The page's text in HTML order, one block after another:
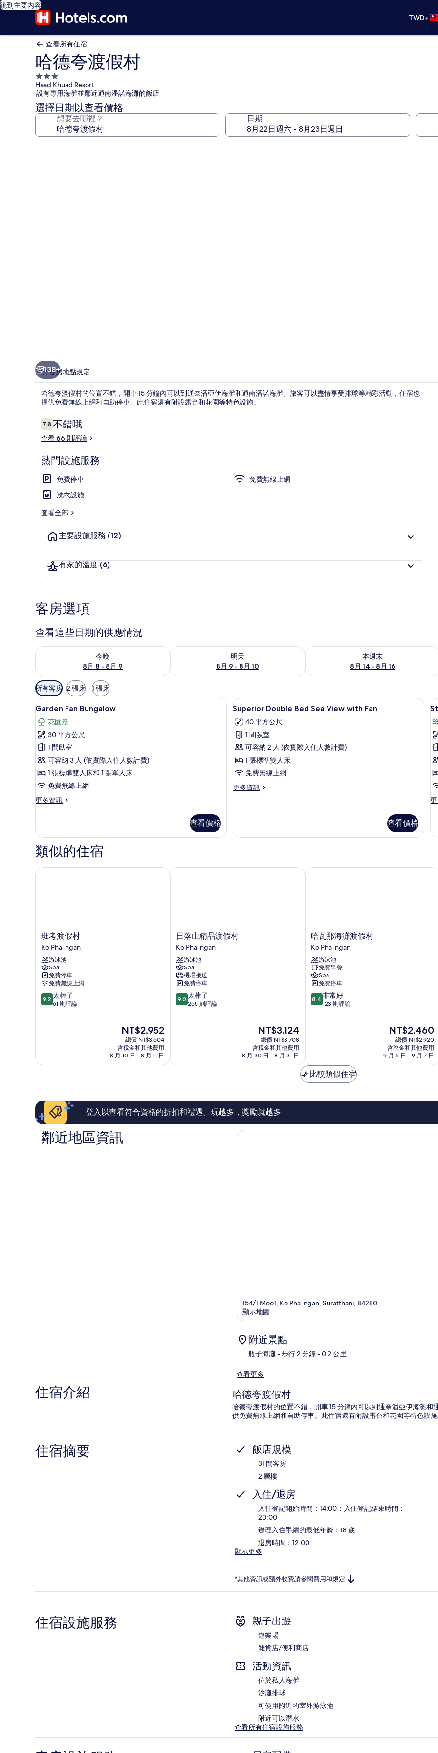
跳到主要內容
TWD•
查看所有住宿
哈德夸渡假村
3.0
星
級
住
宿
Haad Khuad Resort
設有專用海灘並鄰近通南潘諾海灘的飯店
選擇日期以查看價格
想要去哪裡？ 日期
私人海灘、海灘浴巾、排球
138+
簡介客房地點規定
哈德夸渡假村的位置不錯，開車 15 分鐘內可以到通奈潘亞伊海灘和通南潘諾海灘。旅客可以盡情享受排球等精彩活動，住宿也
提供免費無線上網和自助停車。此住宿還有附設露台和花園等特色設施。
評
論
7.87.8 分，滿分 10 分，
不錯哦
查看 66 則評論
熱門設施服務
免費停車
免費無線上網
洗衣設施
查看全部
主要設施服務 (12)
有家的溫度 (6)
客房選項
查看這些日期的供應情況
今晚
8月 8 - 8月 9
查看今晚 (8月 8 - 8月 9) 的供應情況
明天
8月 9 - 8月 10
查看明天 (8月 9 - 8月 10) 的供應情況
本週末
8月 14 - 8月 16
查看本週末 (8月 14 - 8月 16) 的供應情
可
用
的
客
房
篩
選
條
件
所有客房 2 張床 1 張床
顯
示
Garden
Fan
Bungalow
的
所
有
相
Garden Fan Bungalow | 客房景觀
17
Garden Fan Bungalow
花園景
30 平方公尺
1 間臥室
可容納 3 人 (依實際入住人數計費)
1 張標準雙人床和 1 張單人床
免費無線上網
更多資訊
更
Bungalow
的
詳
情
查看價格
顯
示
Superior
Double
Bed
Sea
View
with
有
書桌、遮光布/窗簾、免費無線上網、床
12
Superior Double Bed Sea View with Fan
40 平方公尺
1 間臥室
可容納 2 人 (依實際入住人數計費)
1 張標準雙人床
免費無線上網
更多資訊
更
Sea
View
的
查看價格
顯
有
更
類似的住宿
班
考
渡
假
村
Ko
Pha-
ngan
班考渡假村
Ko Pha-ngan
游泳池
Spa
免費停車
免費無線上網
9.2
分，
了，
論
9.2 太棒了
61 則評論
現
在
價
格
為
NT$2,952
總價 NT$3,504
含稅金和其他費用
8 月 10 日 - 8 月 11 日
班考渡假村
日
落
山
精
品
渡
假
村
Ko
日落山精品渡假村
Ko Pha-ngan
游泳池
Spa
機場接送
免費停車
9.0
分，
了，
論
9.0 太棒了
255 則評論
現
在
價
格
為
NT$3,124
總價 NT$3,708
含稅金和其他費用
8 月 30 日 - 8 月 31 日
日落山精品渡假村
哈
瓦
那
海
灘
渡
假
村
Ko
哈瓦那海灘渡假村
Ko Pha-ngan
游泳池
免費早餐
Spa
免費停車
8.4
分，
好，
123
則
論
8.4 非常好
123 則評論
現
價
格
為
NT$2,460
總價 NT$2,920
含稅金和其他費用
9 月 6 日 - 9 月 7 日
哈瓦那海灘渡假村
比較類似住宿
登入以查看符合資格的折扣和禮遇。玩越多，獎勵就越多！
鄰近地區資訊
154/1 Moo1, Ko Pha-ngan, Suratthani, 84280
顯示地圖
附近景點
瓶子海灘- 步行 2 分鐘- 0.2 公里
查看更多
住宿介紹 哈德夸渡假村
哈德夸渡假村的位置不錯，開車 15 分鐘內可以到通奈潘亞伊海灘
供免費無線上網和自助停車。此住宿還有附設露台和花園等特色設施
住宿摘要 飯店規模
31 間客房
2 層樓
入住/退房
入住登記開始時間：14:00；入住登記結束時間：
20:00
辦理入住手續的最低年齡：18 歲
退房時間：12:00
顯示更多
*其他資訊或額外收費請參閱費用和規定
住宿設施服務 親子出遊
遊樂場
雜貨店/便利商店
活動資訊
位於私人海灘
沙灘排球
可使用附近的室外游泳池
附近可以潛水
查看所有住宿設施服務